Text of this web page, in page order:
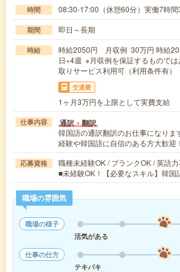
時間 08:30-17:00（休憩60分）実働7時間
期間 即日～長期
時給
時給2050円 月収例 30万円 時給
日×4週 ※月収例を保証するもので
取りサービス利用可（利用条件有）
交通費
1ヶ月3万円を上限として実費支給
仕事内容 通訳・翻訳
韓国語の通訳翻訳のお仕事になりま
経験や韓国語に自信のある方大歓
応募資格
職種未経験OK / ブランクOK / 英語
■未経験OK！【必要なスキル】韓国
職場の雰囲気
職場の様子
活気がある
仕事の仕方
テキパキ